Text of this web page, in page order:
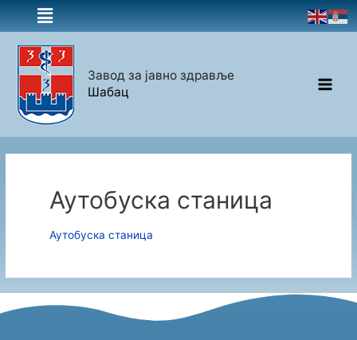
Завод за јавно здравље
Шабац
Аутобуска станица
Аутобуска станица